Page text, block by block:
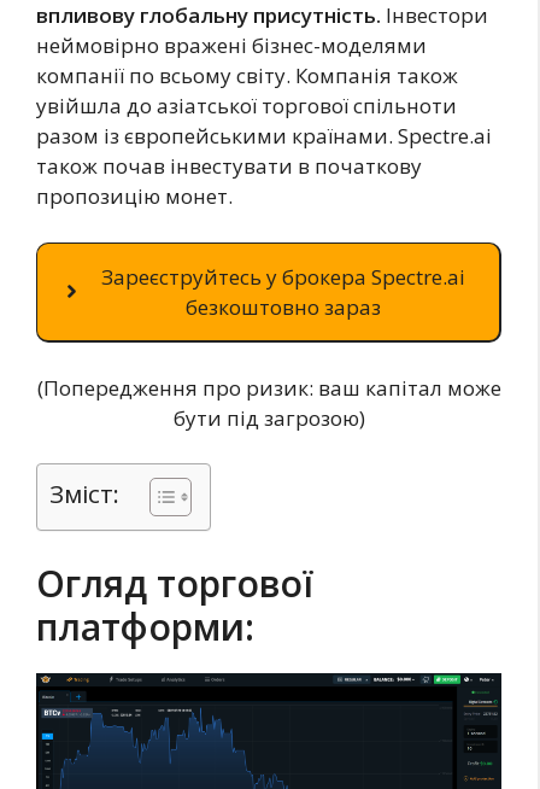
впливову глобальну присутність. Інвестори
неймовірно вражені бізнес-моделями
компанії по всьому світу. Компанія також
увійшла до азіатської торгової спільноти
разом із європейськими країнами. Spectre.ai
також почав інвестувати в початкову
пропозицію монет.
Зареєструйтесь у брокера Spectre.ai
безкоштовно зараз
(Попередження про ризик: ваш капітал може
бути під загрозою)
Зміст:
Огляд торгової
платформи: